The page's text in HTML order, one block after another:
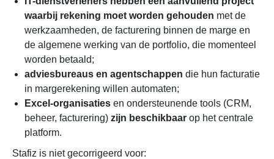
waarbij rekening moet worden gehouden met de
werkzaamheden, de facturering binnen de marge en
de algemene werking van de portfolio, die momenteel
worden betaald;
adviesbureaus en agentschappen die hun facturatie
in margerekening willen automaten;
Excel-organisaties en ondersteunende tools (CRM,
beheer, facturering) zijn beschikbaar op het centrale
platform.
Stafiz is niet gecorrigeerd voor: